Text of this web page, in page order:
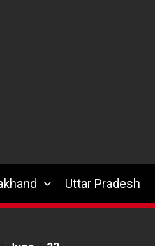
Uttar Pradesh